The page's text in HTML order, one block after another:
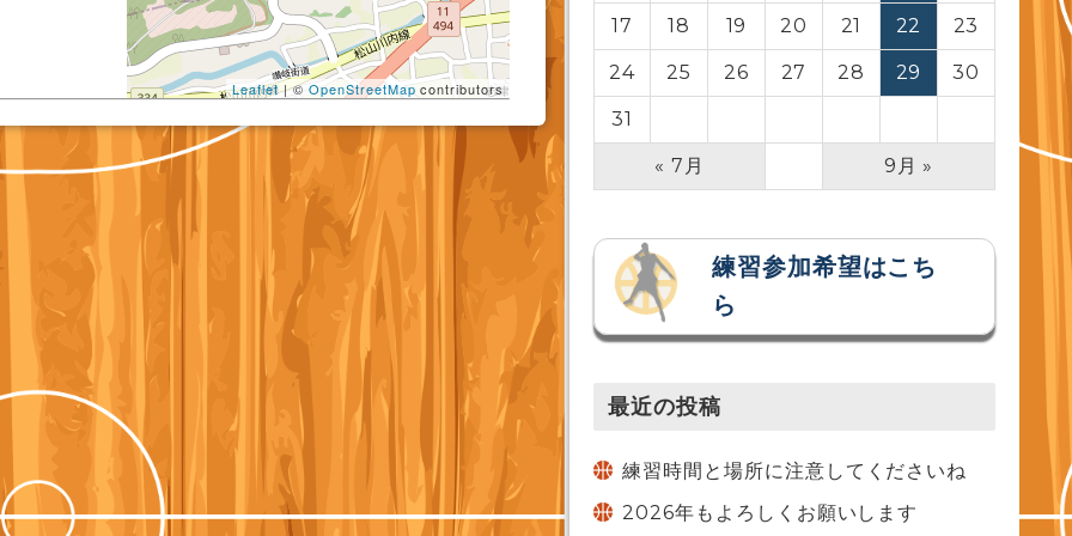
Leaflet| ©OpenStreetMap contributors
17 18 19 20 21 22 23
24 25 26 27 28 29 30
31
« 7月 9月 »
練習参加希望はこち
ら
最近の投稿
練習時間と場所に注意してくださいね
2026年もよろしくお願いします